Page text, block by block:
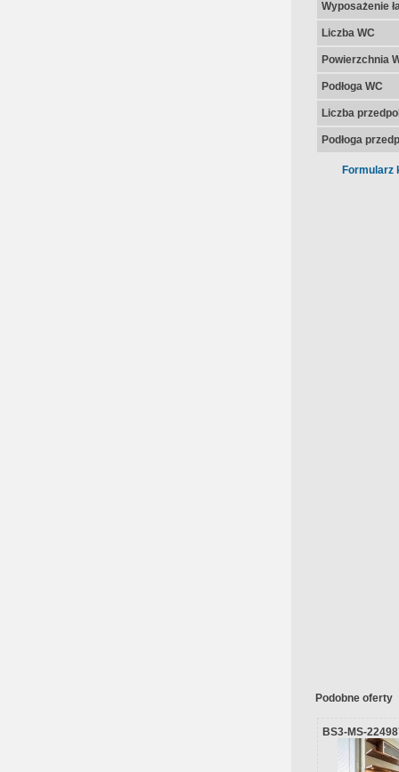
Wyposażenie
Liczba WC
Powierzchnia
Podłoga WC
Liczba
Podłoga
Formularz
Podobne oferty
BS3-MS-